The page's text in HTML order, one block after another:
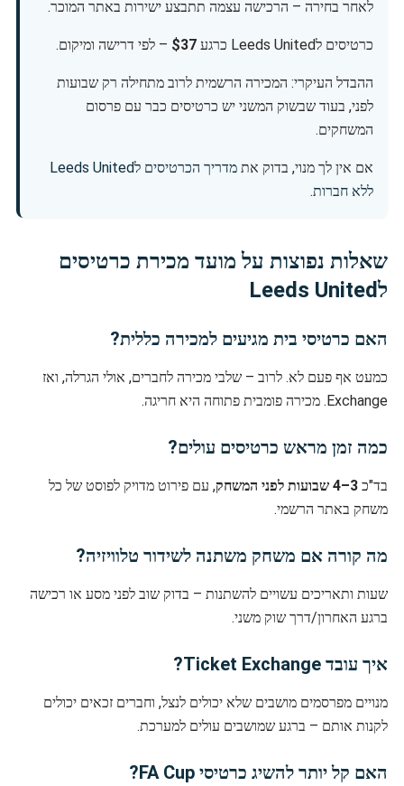
לאחר בחירה – הרכישה עצמה תתבצע ישירות באתר המוכר.
כרטיסים לLeeds United כרגע $37 – לפי דרישה ומיקום.
ההבדל העיקרי: המכירה הרשמית לרוב מתחילה רק שבועות
לפני, בעוד שבשוק המשני יש כרטיסים כבר עם פרסום
המשחקים.
אם אין לך מנוי, בדוק את
מדריך הכרטיסים לLeeds United
ללא חברות.
שאלות נפוצות על מועד מכירת כרטיסים
לLeeds United
האם כרטיסי בית מגיעים למכירה כללית?
כמעט אף פעם לא. לרוב – שלבי מכירה לחברים, אולי הגרלה, ואז
Exchange. מכירה פומבית פתוחה היא חריגה.
כמה זמן מראש כרטיסים עולים?
בד"כ 3–4 שבועות לפני המשחק
, עם פירוט מדויק לפוסט של כל
משחק באתר הרשמי.
מה קורה אם משחק משתנה לשידור טלוויזיה?
שעות ותאריכים עשויים להשתנות – בדוק שוב לפני מסע או רכישה
ברגע האחרון/דרך שוק משני.
איך עובד Ticket Exchange?
מנויים מפרסמים מושבים שלא יכולים לנצל, וחברים זכאים יכולים
לקנות אותם – ברגע שמושבים עולים למערכת.
האם קל יותר להשיג כרטיסי FA Cup?